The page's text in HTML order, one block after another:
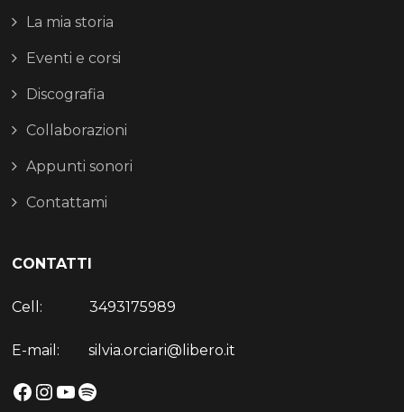
La mia storia
Eventi e corsi
Discografia
Collaborazioni
Appunti sonori
Contattami
CONTATTI
Cell: 3493175989
E-mail: silvia.orciari@libero.it
Facebook
Instagram
YouTube
Spotify